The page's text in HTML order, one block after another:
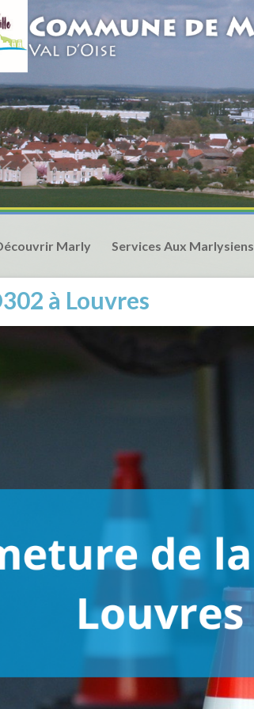
Marly Services Aux Marlysiens
à Louvres